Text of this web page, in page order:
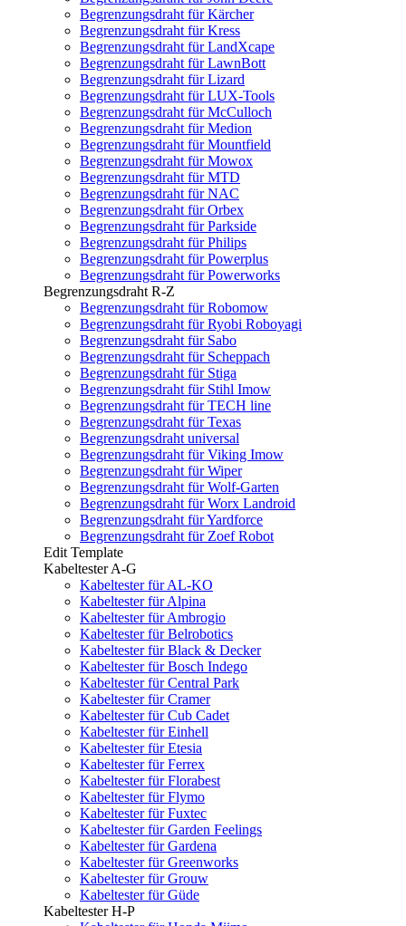
Begrenzungsdraht für Kärcher
Begrenzungsdraht für Kress
Begrenzungsdraht für LandXcape
Begrenzungsdraht für LawnBott
Begrenzungsdraht für Lizard
Begrenzungsdraht für LUX-Tools
Begrenzungsdraht für McCulloch
Begrenzungsdraht für Medion
Begrenzungsdraht für Mountfield
Begrenzungsdraht für Mowox
Begrenzungsdraht für MTD
Begrenzungsdraht für NAC
Begrenzungsdraht für Orbex
Begrenzungsdraht für Parkside
Begrenzungsdraht für Philips
Begrenzungsdraht für Powerplus
Begrenzungsdraht für Powerworks
Begrenzungsdraht R-Z
Begrenzungsdraht für Robomow
Begrenzungsdraht für Ryobi Roboyagi
Begrenzungsdraht für Sabo
Begrenzungsdraht für Scheppach
Begrenzungsdraht für Stiga
Begrenzungsdraht für Stihl Imow
Begrenzungsdraht für TECH line
Begrenzungsdraht für Texas
Begrenzungsdraht universal
Begrenzungsdraht für Viking Imow
Begrenzungsdraht für Wiper
Begrenzungsdraht für Wolf-Garten
Begrenzungsdraht für Worx Landroid
Begrenzungsdraht für Yardforce
Begrenzungsdraht für Zoef Robot
Edit Template
Kabeltester A-G
Kabeltester für AL-KO
Kabeltester für Alpina
Kabeltester für Ambrogio
Kabeltester für Belrobotics
Kabeltester für Black & Decker
Kabeltester für Bosch Indego
Kabeltester für Central Park
Kabeltester für Cramer
Kabeltester für Cub Cadet
Kabeltester für Einhell
Kabeltester für Etesia
Kabeltester für Ferrex
Kabeltester für Florabest
Kabeltester für Flymo
Kabeltester für Fuxtec
Kabeltester für Garden Feelings
Kabeltester für Gardena
Kabeltester für Greenworks
Kabeltester für Grouw
Kabeltester für Güde
Kabeltester H-P